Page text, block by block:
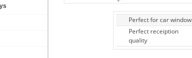
Perfect for car window
Perfect receiption
quality